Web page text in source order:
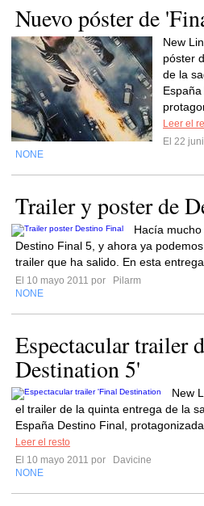
Nuevo póster de
New
póster
de la
España
Leer el
El 22
NONE
Trailer y poster de
Hacía
Destino Final 5, y ahora ya
trailer que ha salido. En esta
El 10 mayo 2011 por
Pilarm
NONE
Espectacular trailer
Destination 5'
New
el trailer de la quinta entrega de la
España Destino Final,
Leer el resto
El 10 mayo 2011 por
Davicine
NONE